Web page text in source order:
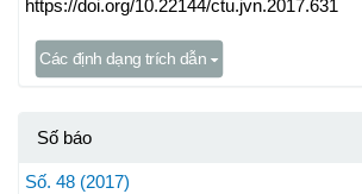
https://doi.org/10.22144/ctu.jvn.2017.631
Các định dạng trích dẫn
Số báo
Số. 48 (2017)